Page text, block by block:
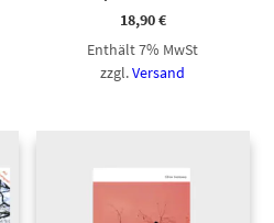
18,90€
Enthält 7% MwSt
zzgl.Versand